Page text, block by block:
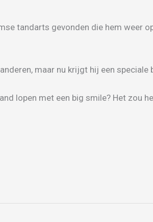
tandarts gevonden die hem weer
maar nu krijgt hij een speciale
lopen met een big smile? Het zou